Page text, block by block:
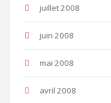
juillet 2008
juin 2008
mai 2008
avril 2008